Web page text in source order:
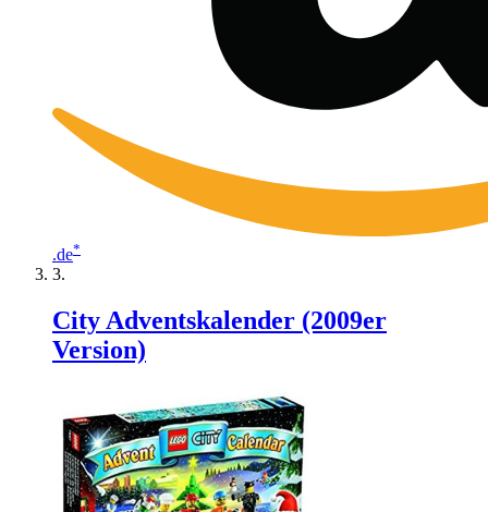
.de*
City Adventskalender (2009er
Version)